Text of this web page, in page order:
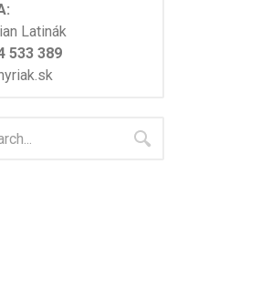
Latinák
533 389